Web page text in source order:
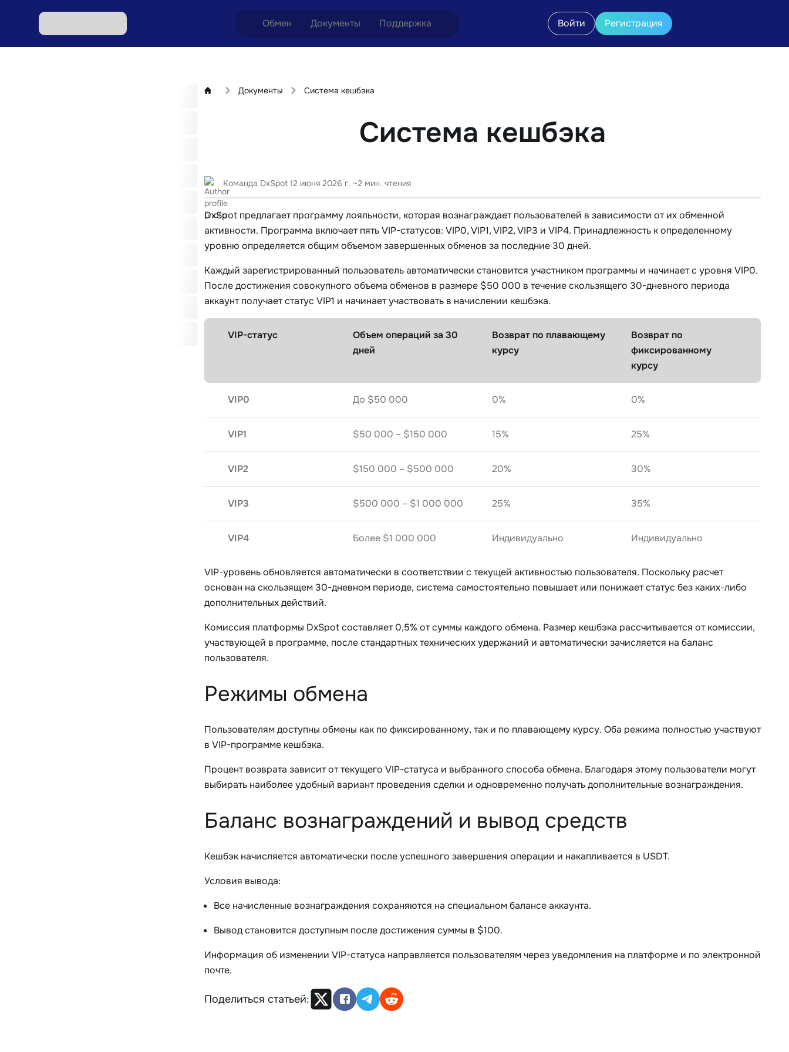
Обмен
Обмен XMR на USDT
Документы
AML политика
Поддержка Войти Регистрация
Документы Система кешбэка
Система кешбэка
Команда DxSpot 12 июня 2026 г. ~2 мин. чтения
DxSpot предлагает программу лояльности, которая вознаграждает пользователей в зависимости от их обменной
активности. Программа включает пять VIP-статусов: VIP0, VIP1, VIP2, VIP3 и VIP4. Принадлежность к определенному
уровню определяется общим объемом завершенных обменов за последние 30 дней.
Каждый зарегистрированный пользователь автоматически становится участником программы и начинает с уровня VIP0.
После достижения совокупного объема обменов в размере $50 000 в течение скользящего 30-дневного периода
аккаунт получает статус VIP1 и начинает участвовать в начислении кешбэка.
VIP-статус
Объем операций за 30
дней
Возврат по плавающему
курсу
Возврат по
фиксированному
курсу
VIP0 До $50 000 0% 0%
VIP1 $50 000 – $150 000 15% 25%
VIP2 $150 000 – $500 000 20% 30%
VIP3 $500 000 – $1 000 000 25% 35%
VIP4 Более $1 000 000 Индивидуально Индивидуально
VIP-уровень обновляется автоматически в соответствии с текущей активностью пользователя. Поскольку расчет
основан на скользящем 30-дневном периоде, система самостоятельно повышает или понижает статус без каких-либо
дополнительных действий.
Комиссия платформы DxSpot составляет 0,5% от суммы каждого обмена. Размер кешбэка рассчитывается от комиссии,
участвующей в программе, после стандартных технических удержаний и автоматически зачисляется на баланс
пользователя.
Режимы обмена
Пользователям доступны обмены как по фиксированному, так и по плавающему курсу. Оба режима полностью участвуют
в VIP-программе кешбэка.
Процент возврата зависит от текущего VIP-статуса и выбранного способа обмена. Благодаря этому пользователи могут
выбирать наиболее удобный вариант проведения сделки и одновременно получать дополнительные вознаграждения.
Баланс вознаграждений и вывод средств
Кешбэк начисляется автоматически после успешного завершения операции и накапливается в USDT.
Условия вывода:
Все начисленные вознаграждения сохраняются на специальном балансе аккаунта.
Вывод становится доступным после достижения суммы в $100.
Информация об изменении VIP-статуса направляется пользователям через уведомления на платформе и по электронной
почте.
Поделиться статьей: